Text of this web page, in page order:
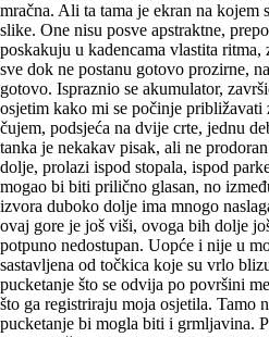
mračna. Ali ta tama je ekran na kojem
slike. One nisu posve apstraktne,
poskakuju u kadencama vlastita
sve dok ne postanu gotovo prozirne,
gotovo. Ispraznio se akumulator,
osjetim kako mi se počinje
čujem, podsjeća na dvije crte, jednu
tanka je nekakav pisak, ali ne
dolje, prolazi ispod stopala, ispod
mogao bi biti prilično glasan, no
izvora duboko dolje ima mnogo
ovaj gore je još viši, ovoga bih dolje
potpuno nedostupan. Uopće i nije u
sastavljena od točkica koje su vrlo
pucketanje što se odvija po površini
što ga registriraju moja osjetila. Tamo
pucketanje bi mogla biti i grmljavina.